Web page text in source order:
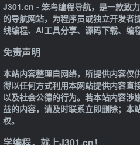
J301.cn - 笨鸟编程导航，是一款致
的导航网站，为程序员或独立开发者
线编程、AI工具分享、源码下载、编
免责声明
本站内容整理自网络，所提供内容仅
得以任何方式利用本网站提供内容直
以及社会公德的行为。若本站内容涉
益的内容，请及时联系立即删除；本
权。